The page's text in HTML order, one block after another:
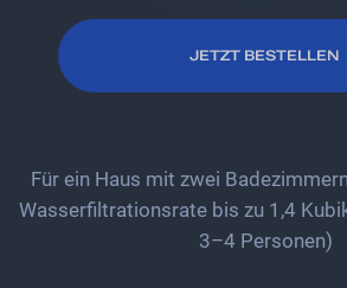
JETZT BESTELLEN
Für ein Haus mit zwei
Wasserfiltrationsrate bis zu 1,4
3–4 Personen)